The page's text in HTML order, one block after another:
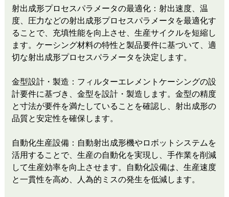
射出成形プロセスパラメータの最適化：射出速度、温
度、圧力などの射出成形プロセスパラメータを最適化す
ることで、充填性能を向上させ、生産サイクルを短縮し
ます。ケーシング材料の特性と製品要件に基づいて、適
切な射出成形プロセスパラメータを決定します。
金型設計・製造：フィルターエレメントケーシングの設
計要件に基づき、金型を設計・製造します。金型の精度
と寸法が要件を満たしていることを確認し、射出成形の
品質と安定性を確保します。
自動化生産設備：自動射出成形機やロボットシステムを
活用することで、生産の自動化を実現し、手作業を削減
して生産効率を向上させます。自動化設備は、生産速度
と一貫性を高め、人為的ミスの発生を低減します。